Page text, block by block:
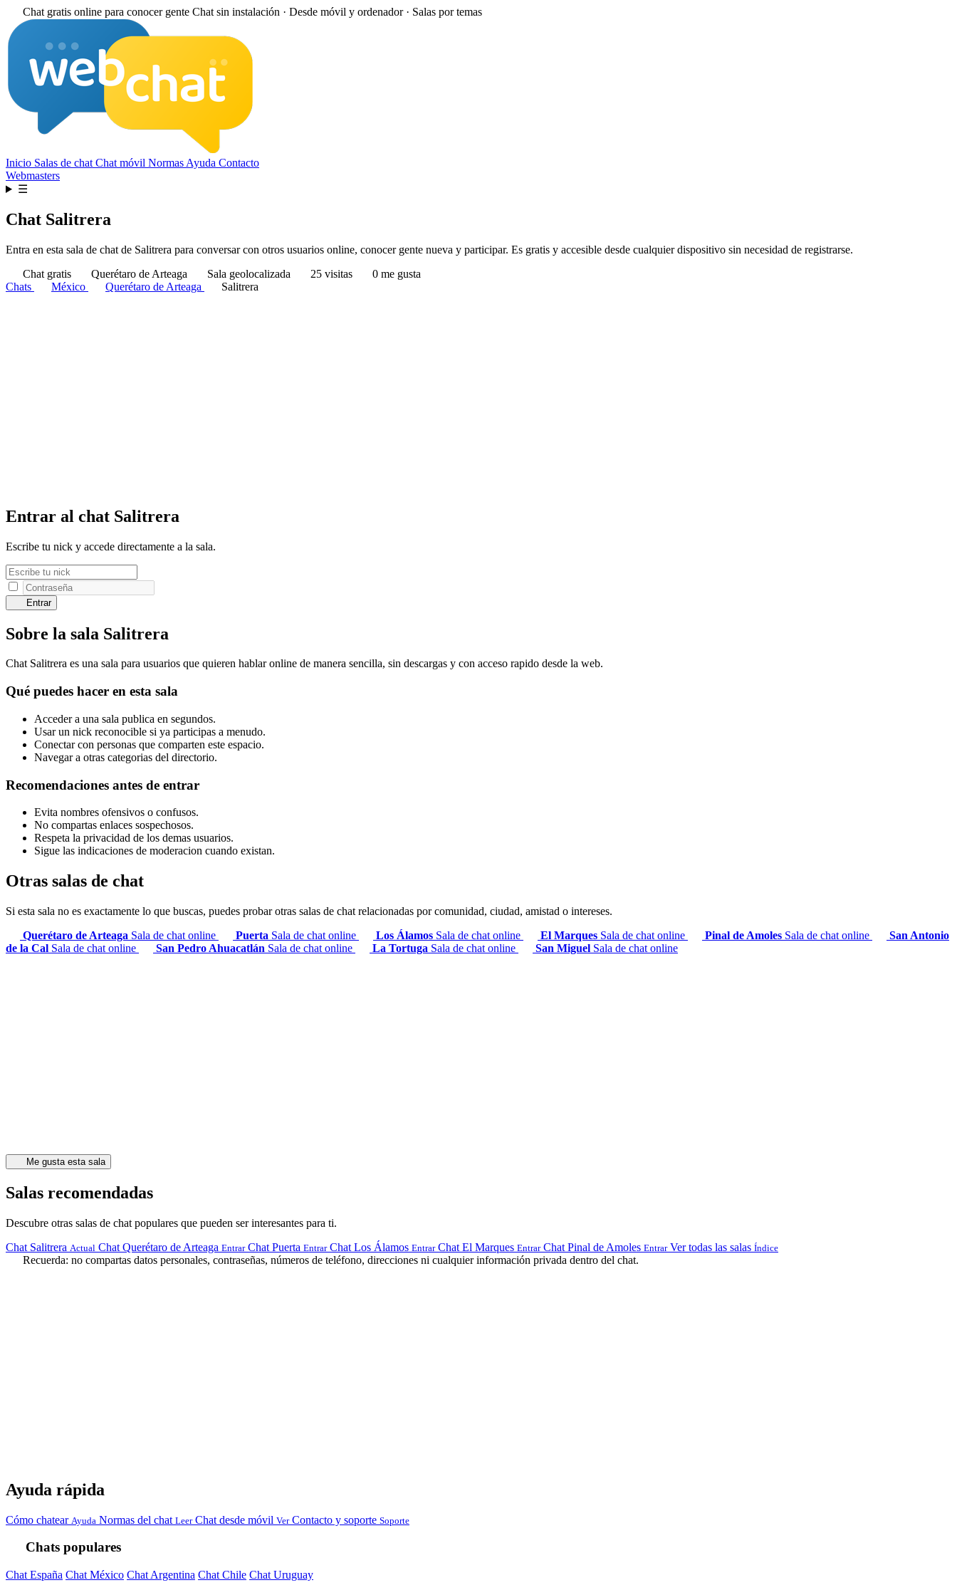
Chat gratis online para conocer gente Chat sin instalación · Desde móvil y ordenador · Salas por temas
Inicio Salas de chat Chat móvil Normas Ayuda Contacto
Webmasters
☰
Chat Salitrera
Entra en esta sala de chat de Salitrera para conversar con otros usuarios online, conocer gente nueva y participar. Es gratis y accesible desde cualquier dispositivo sin necesidad de registrarse.
Chat gratis
Querétaro de Arteaga Sala geolocalizada 25 visitas
0 me gusta
Chats
México Querétaro de Arteaga Salitrera
Entrar al chat Salitrera
Escribe tu nick y accede directamente a la sala.
Entrar
Sobre la sala Salitrera
Chat Salitrera es una sala para usuarios que quieren hablar online de manera sencilla, sin descargas y con acceso rapido desde la web.
Qué puedes hacer en esta sala
Acceder a una sala publica en segundos.
Usar un nick reconocible si ya participas a menudo.
Conectar con personas que comparten este espacio.
Navegar a otras categorias del directorio.
Recomendaciones antes de entrar
Evita nombres ofensivos o confusos.
No compartas enlaces sospechosos.
Respeta la privacidad de los demas usuarios.
Sigue las indicaciones de moderacion cuando existan.
Otras salas de chat
Si esta sala no es exactamente lo que buscas, puedes probar otras salas de chat relacionadas por comunidad, ciudad, amistad o intereses.
Querétaro de Arteaga Sala de chat online Puerta Sala de chat online Los Álamos Sala de chat online El Marques Sala de chat online Pinal de Amoles Sala de chat online
San Antonio
de la Cal Sala de chat online San Pedro Ahuacatlán Sala de chat online La Tortuga Sala de chat online San Miguel Sala de chat online
Me gusta esta sala
Salas recomendadas
Descubre otras salas de chat populares que pueden ser interesantes para ti.
Chat Salitrera Actual Chat Querétaro de Arteaga Entrar Chat Puerta Entrar Chat Los Álamos Entrar Chat El Marques Entrar Chat Pinal de Amoles Entrar Ver todas las salas Índice
Recuerda: no compartas datos personales, contraseñas, números de teléfono, direcciones ni cualquier información privada dentro del chat.
Ayuda rápida
Cómo chatear Ayuda Normas del chat Leer Chat desde móvil Ver Contacto y soporte Soporte
Chats populares
Chat España Chat México Chat Argentina Chat Chile Chat Uruguay